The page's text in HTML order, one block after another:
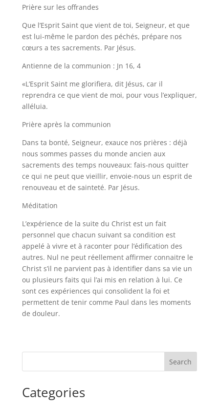
Prière sur les offrandes
Que l’Esprit Saint que vient de toi, Seigneur, et que
est lui-même le pardon des péchés, prépare nos
cœurs a tes sacrements. Par Jésus.
Antienne de la communion : Jn 16, 4
«L’Esprit Saint me glorifiera, dit Jésus, car il
reprendra ce que vient de moi, pour vous l’expliquer,
alléluia.
Prière après la communion
Dans ta bonté, Seigneur, exauce nos prières : déjà
nous sommes passes du monde ancien aux
sacrements des temps nouveaux: fais-nous quitter
ce qui ne peut que vieillir, envoie-nous un esprit de
renouveau et de sainteté. Par Jésus.
Méditation
L’expérience de la suite du Christ est un fait
personnel que chacun suivant sa condition est
appelé à vivre et à raconter pour l’édification des
autres. Nul ne peut réellement affirmer connaitre le
Christ s’il ne parvient pas à identifier dans sa vie un
ou plusieurs faits qui l’ai mis en relation à lui. Ce
sont ces expériences qui consolident la foi et
permettent de tenir comme Paul dans les moments
de douleur.
Search
Categories